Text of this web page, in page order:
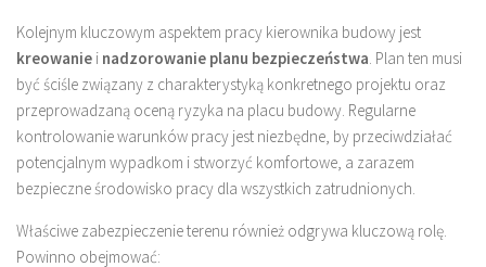
Kolejnym kluczowym aspektem pracy kierownika budowy jest
kreowanie i nadzorowanie planu bezpieczeństwa. Plan ten musi
być ściśle związany z charakterystyką konkretnego projektu oraz
przeprowadzaną oceną ryzyka na placu budowy. Regularne
kontrolowanie warunków pracy jest niezbędne, by przeciwdziałać
potencjalnym wypadkom i stworzyć komfortowe, a zarazem
bezpieczne środowisko pracy dla wszystkich zatrudnionych.
Właściwe zabezpieczenie terenu również odgrywa kluczową rolę.
Powinno obejmować: